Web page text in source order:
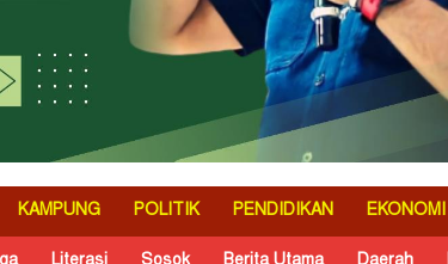
KAMPUNG POLITIK PENDIDIKAN EKONOMI